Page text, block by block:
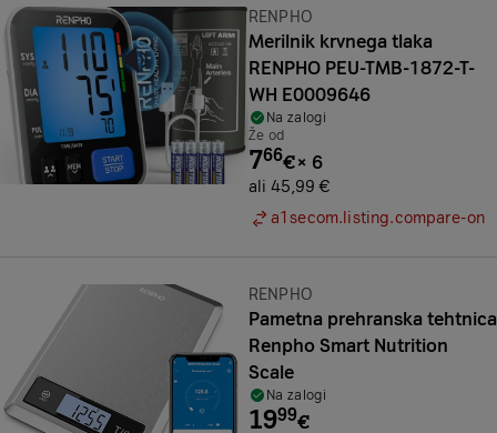
Znamka:
RENPHO
Merilnik krvnega tlaka
RENPHO PEU-TMB-1872-T-
WH E0009646
Na zalogi
Že od
766€× 6
ali 45,99 €
a1secom.listing.compare-on
Znamka:
RENPHO
Pametna prehranska tehtnica
Renpho Smart Nutrition
Scale
Na zalogi
1999€